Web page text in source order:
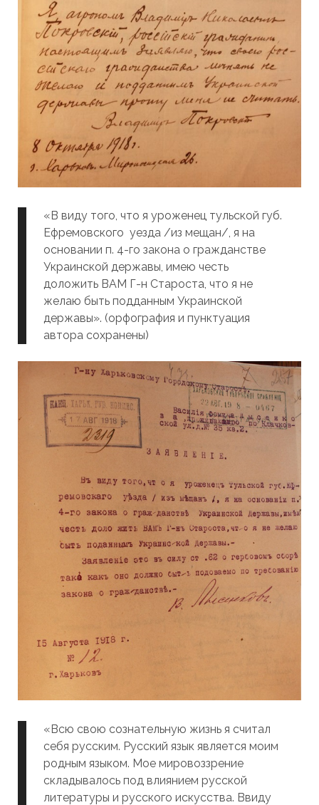
«В виду того, что я уроженец тульской губ.
Ефремовского уезда /из мещан/, я на
основании п. 4-го закона о гражданстве
Украинской державы, имею честь
доложить ВАМ Г-н Староста, что я не
желаю быть подданным Украинской
державы». (орфография и пунктуация
автора сохранены)
«Всю свою сознательную жизнь я считал
себя русским. Русский язык является моим
родным языком. Мое мировоззрение
складывалось под влиянием русской
литературы и русского искусства. Ввиду